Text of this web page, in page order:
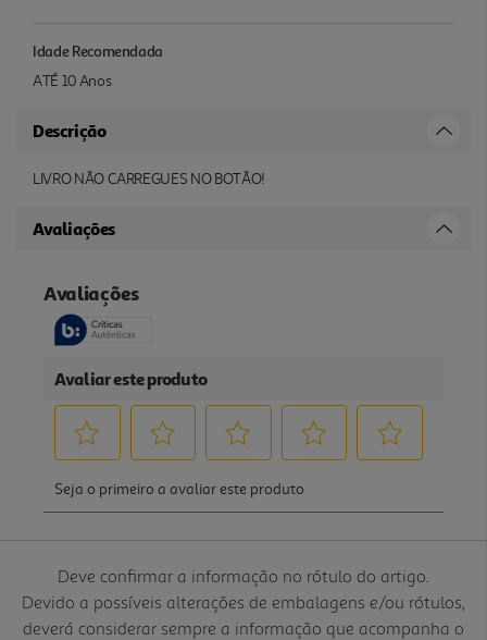
Idade Recomendada
ATÉ 10 Anos
Descrição
LIVRO NÃO CARREGUES NO BOTÃO!
Avaliações
Deve confirmar a informação no rótulo do artigo.
Devido a possíveis alterações de embalagens e/ou rótulos,
deverá considerar sempre a informação que acompanha o